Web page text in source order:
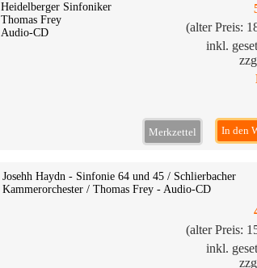
Heidelberger Sinfoniker
Thomas Frey
Audio-CD
(alter Preis:
inkl.
In den
Merkzettel
Josehh Haydn - Sinfonie 64 und 45 / Schlierbacher
Kammerorchester / Thomas Frey - Audio-CD
(alter Preis:
inkl.